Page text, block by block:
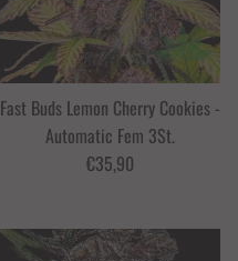
Fast Buds Lemon Cherry Cookies -
Automatic Fem 3St.
€35,90